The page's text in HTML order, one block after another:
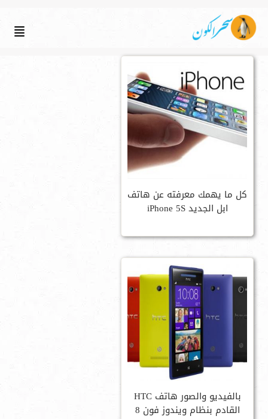
كل ما يهمك معرفته عن هاتف
ابل الجديد iPhone 5S
بالفيديو والصور هاتف HTC
القادم بنظام ويندوز فون 8